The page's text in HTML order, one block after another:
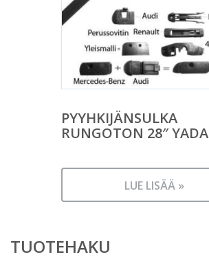
PYYHKIJÄNSULKA
RUNGOTON 28″ YADA
LUE LISÄÄ »
TUOTEHAKU